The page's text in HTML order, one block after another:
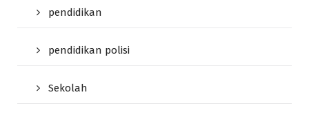
pendidikan
pendidikan polisi
Sekolah